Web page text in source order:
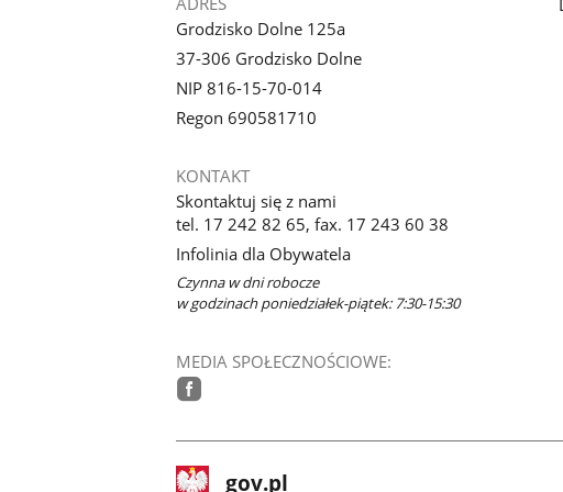
Grodzisko Dolne 125a
37-306 Grodzisko Dolne
NIP 816-15-70-014
Regon 690581710
KONTAKT
Skontaktuj się z nami
tel. 17 242 82 65, fax. 17 243 60 38
Infolinia dla Obywatela
Czynna w dni robocze
w godzinach poniedziałek-piątek: 7:30-15:30
MEDIA SPOŁECZNOŚCIOWE:
stopkaStrona
gov.pl